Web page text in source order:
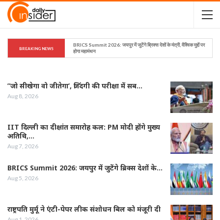
BREAKING NEWS
BRICS Summit 2026: जयपुर में जुटेंगे ब्रिक्स देशों के मंत्री, वैश्विक मुद्दों पर
होगा महामंथन
”जो सीखेगा वो जीतेगा’, जिंदगी की परीक्षा में सब…
Aug 8, 2026
IIT दिल्ली का दीक्षांत समारोह कल: PM मोदी होंगे मुख्य
अतिथि,…
Aug 7, 2026
BRICS Summit 2026: जयपुर में जुटेंगे ब्रिक्स देशों के…
Aug 5, 2026
राष्ट्रपति मुर्मू ने एंटी-पेपर लीक संशोधन बिल को मंजूरी दी